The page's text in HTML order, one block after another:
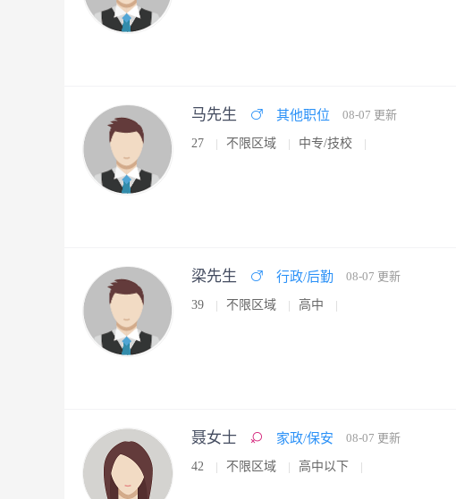
马先生 其他职位 08-07 更新
27 不限区域 中专/技校
梁先生 行政/后勤 08-07 更新
39 不限区域 高中
聂女士 家政/保安 08-07 更新
42 不限区域 高中以下